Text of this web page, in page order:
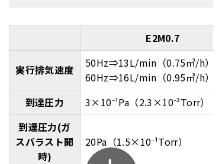
E2M0.7
実行排気速度
50Hz⇒13L/min（0.75㎥/h）
60Hz⇒16L/min（0.95㎥/h）
到達圧力
3×10⁻¹Pa（2.3×10⁻³Torr）
到達圧力(ガ
スバラスト開
時)
20Pa（1.5×10⁻¹Torr）